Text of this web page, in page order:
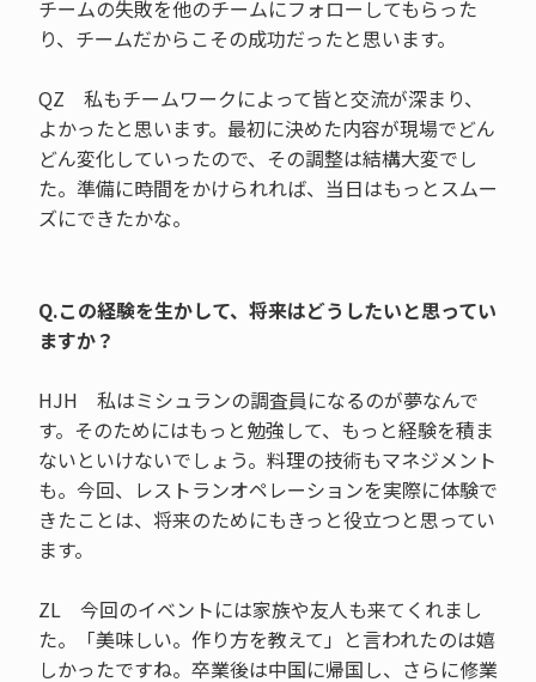
チームの失敗を他のチームにフォローしてもらった
り、チームだからこその成功だったと思います。
QZ 私もチームワークによって皆と交流が深まり、
よかったと思います。最初に決めた内容が現場でどん
どん変化していったので、その調整は結構大変でし
た。準備に時間をかけられれば、当日はもっとスムー
ズにできたかな。
Q.この経験を生かして、将来はどうしたいと思ってい
ますか？
HJH 私はミシュランの調査員になるのが夢なんで
す。そのためにはもっと勉強して、もっと経験を積ま
ないといけないでしょう。料理の技術もマネジメント
も。今回、レストランオペレーションを実際に体験で
きたことは、将来のためにもきっと役立つと思ってい
ます。
ZL 今回のイベントには家族や友人も来てくれまし
た。「美味しい。作り方を教えて」と言われたのは嬉
しかったですね。卒業後は中国に帰国し、さらに修業